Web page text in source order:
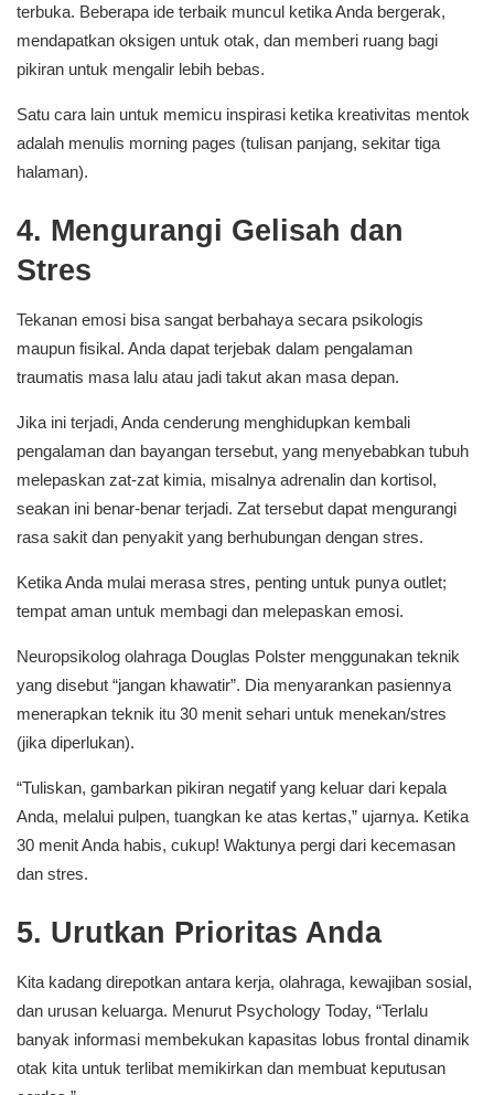
terbuka. Beberapa ide terbaik muncul ketika Anda bergerak,
mendapatkan oksigen untuk otak, dan memberi ruang bagi
pikiran untuk mengalir lebih bebas.
Satu cara lain untuk memicu inspirasi ketika kreativitas mentok
adalah menulis morning pages (tulisan panjang, sekitar tiga
halaman).
4. Mengurangi Gelisah dan
Stres
Tekanan emosi bisa sangat berbahaya secara psikologis
maupun fisikal. Anda dapat terjebak dalam pengalaman
traumatis masa lalu atau jadi takut akan masa depan.
Jika ini terjadi, Anda cenderung menghidupkan kembali
pengalaman dan bayangan tersebut, yang menyebabkan tubuh
melepaskan zat-zat kimia, misalnya adrenalin dan kortisol,
seakan ini benar-benar terjadi. Zat tersebut dapat mengurangi
rasa sakit dan penyakit yang berhubungan dengan stres.
Ketika Anda mulai merasa stres, penting untuk punya outlet;
tempat aman untuk membagi dan melepaskan emosi.
Neuropsikolog olahraga Douglas Polster menggunakan teknik
yang disebut “jangan khawatir”. Dia menyarankan pasiennya
menerapkan teknik itu 30 menit sehari untuk menekan/stres
(jika diperlukan).
“Tuliskan, gambarkan pikiran negatif yang keluar dari kepala
Anda, melalui pulpen, tuangkan ke atas kertas,” ujarnya. Ketika
30 menit Anda habis, cukup! Waktunya pergi dari kecemasan
dan stres.
5. Urutkan Prioritas Anda
Kita kadang direpotkan antara kerja, olahraga, kewajiban sosial,
dan urusan keluarga. Menurut Psychology Today, “Terlalu
banyak informasi membekukan kapasitas lobus frontal dinamik
otak kita untuk terlibat memikirkan dan membuat keputusan